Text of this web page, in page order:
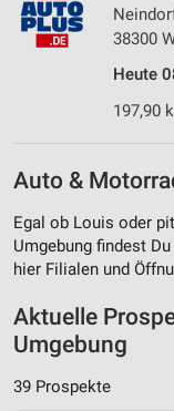
38300
Heute
197,90
Auto &
Egal ob Louis oder
Umgebung findest
hier Filialen und
Aktuelle
Umgebung
39 Prospekte